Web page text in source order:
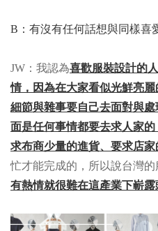
B：有沒有任何話想與同樣喜
JW：我認為喜歡服裝設計的
情，因為在大家看似光鮮亮
細節與雜事要自己去面對與處
面是任何事情都要去求人家
求布商少量的進貨、要求店家
忙才能完成的，所以說台灣的
有熱情就很難在這產業下嶄